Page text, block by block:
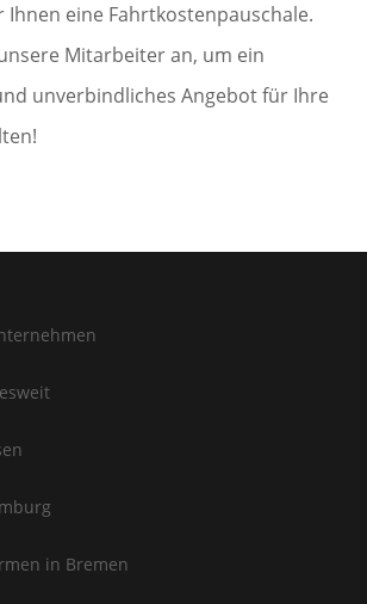
Ihnen eine Fahrtkostenpauschale.
Mitarbeiter an, um ein
unverbindliches Angebot für Ihre
in Bremen